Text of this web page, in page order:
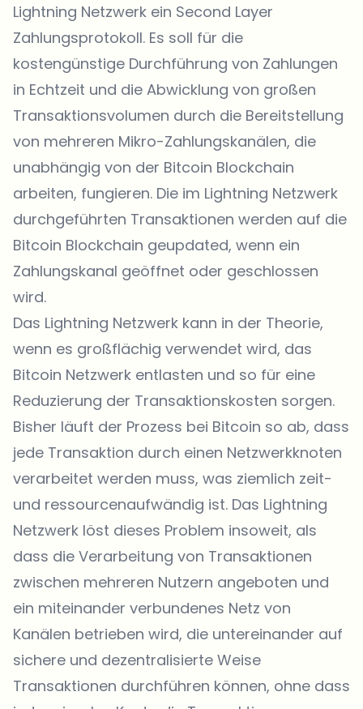
Lightning Netzwerk ein Second Layer
Zahlungsprotokoll. Es soll für die
kostengünstige Durchführung von Zahlungen
in Echtzeit und die Abwicklung von großen
Transaktionsvolumen durch die Bereitstellung
von mehreren Mikro-Zahlungskanälen, die
unabhängig von der Bitcoin Blockchain
arbeiten, fungieren. Die im Lightning Netzwerk
durchgeführten Transaktionen werden auf die
Bitcoin Blockchain geupdated, wenn ein
Zahlungskanal geöffnet oder geschlossen
wird.
Das Lightning Netzwerk kann in der Theorie,
wenn es großflächig verwendet wird, das
Bitcoin Netzwerk entlasten und so für eine
Reduzierung der Transaktionskosten sorgen.
Bisher läuft der Prozess bei Bitcoin so ab, dass
jede Transaktion durch einen Netzwerkknoten
verarbeitet werden muss, was ziemlich zeit-
und ressourcenaufwändig ist. Das Lightning
Netzwerk löst dieses Problem insoweit, als
dass die Verarbeitung von Transaktionen
zwischen mehreren Nutzern angeboten und
ein miteinander verbundenes Netz von
Kanälen betrieben wird, die untereinander auf
sichere und dezentralisierte Weise
Transaktionen durchführen können, ohne dass